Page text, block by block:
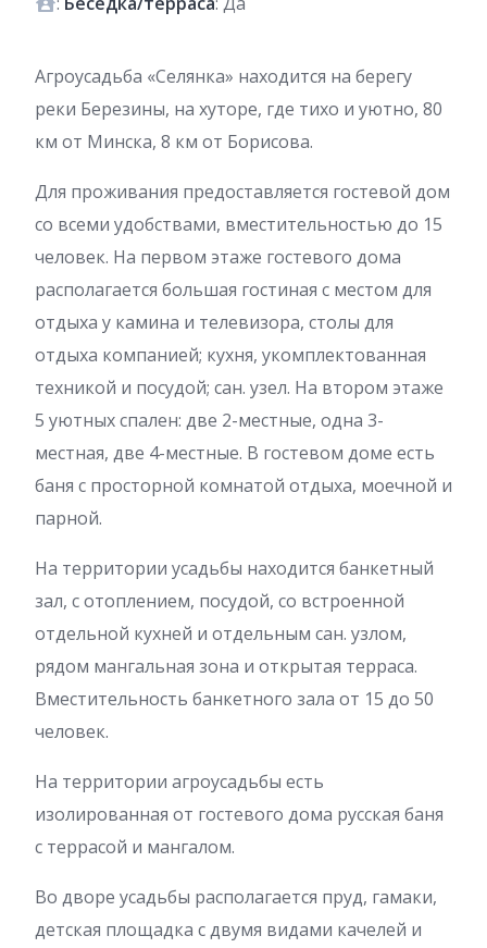
Агроусадьба «Селянка» находится на берегу
реки Березины, на хуторе, где тихо и уютно, 80
км от Минска, 8 км от Борисова.
Для проживания предоставляется гостевой дом
со всеми удобствами, вместительностью до 15
человек. На первом этаже гостевого дома
располагается большая гостиная с местом для
отдыха у камина и телевизора, столы для
отдыха компанией; кухня, укомплектованная
техникой и посудой; сан. узел. На втором этаже
5 уютных спален: две 2-местные, одна 3-
местная, две 4-местные. В гостевом доме есть
баня с просторной комнатой отдыха, моечной и
парной.
На территории усадьбы находится банкетный
зал, с отоплением, посудой, со встроенной
отдельной кухней и отдельным сан. узлом,
рядом мангальная зона и открытая терраса.
Вместительность банкетного зала от 15 до 50
человек.
На территории агроусадьбы есть
изолированная от гостевого дома русская баня
с террасой и мангалом.
Во дворе усадьбы располагается пруд, гамаки,
детская площадка с двумя видами качелей и